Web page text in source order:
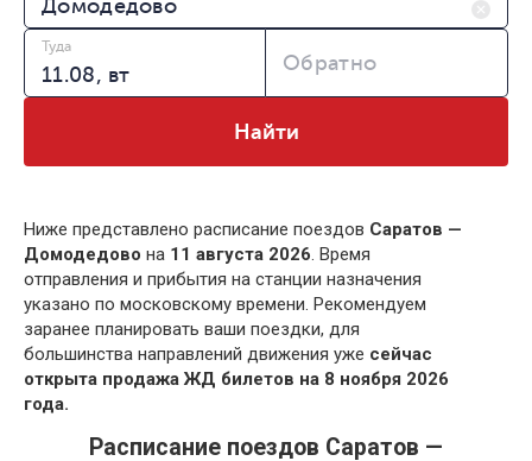
Туда
Обратно
Найти
Ниже представлено расписание поездов Саратов —
Домодедово на 11 августа 2026. Время
отправления и прибытия на станции назначения
указано по московскому времени. Рекомендуем
заранее планировать ваши поездки, для
большинства направлений движения уже сейчас
открыта продажа ЖД билетов на 8 ноября 2026
года.
Расписание поездов Саратов —